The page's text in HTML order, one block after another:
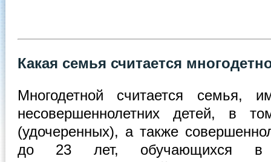
Какая семья считается
Многодетной считается семья,
несовершеннолетних детей, в
(удочеренных), а также
до 23 лет, обучающихся в